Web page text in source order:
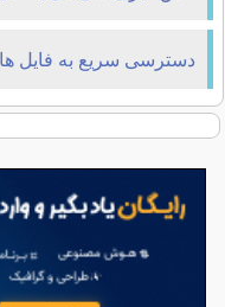
دسترسی سریع به فایل